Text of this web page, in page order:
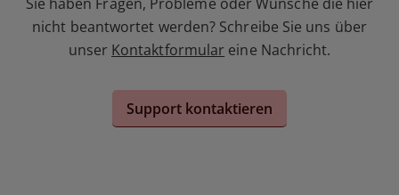
nicht beantwortet werden? Schreibe Sie uns über
unser Kontaktformular eine Nachricht.
Support kontaktieren